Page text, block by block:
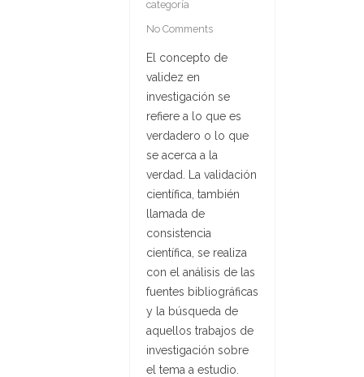
categoría
No Comments
El concepto de
validez en
investigación se
refiere a lo que es
verdadero o lo que
se acerca a la
verdad. La validación
científica, también
llamada de
consistencia
científica, se realiza
con el análisis de las
fuentes bibliográficas
y la búsqueda de
aquellos trabajos de
investigación sobre
el tema a estudio.